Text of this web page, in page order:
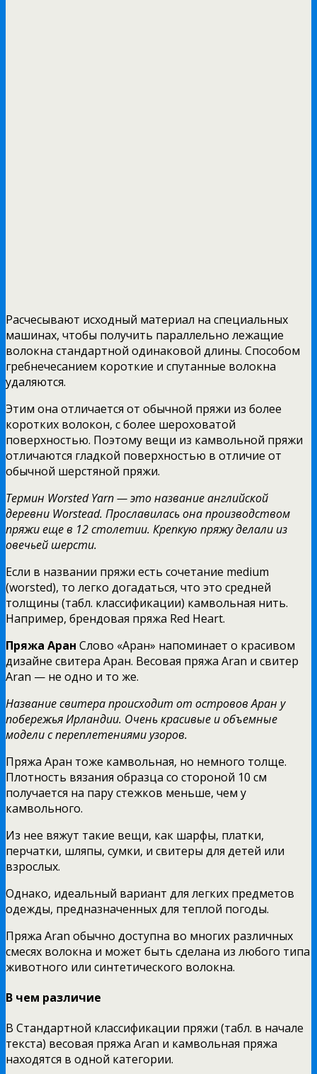
Расчесывают исходный материал на специальных
машинах, чтобы получить параллельно лежащие
волокна стандартной одинаковой длины. Способом
гребнечесанием короткие и спутанные волокна
удаляются.
Этим она отличается от обычной пряжи из более
коротких волокон, с более шероховатой
поверхностью. Поэтому вещи из камвольной пряжи
отличаются гладкой поверхностью в отличие от
обычной шерстяной пряжи.
Термин Worsted Yarn — это название английской
деревни Worstead. Прославилась она производством
пряжи еще в 12 столетии. Крепкую пряжу делали из
овечьей шерсти.
Если в названии пряжи есть сочетание medium
(worsted), то легко догадаться, что это средней
толщины (табл. классификации) камвольная нить.
Например, брендовая пряжа Red Heart.
Пряжа Аран Слово «Аран» напоминает о красивом
дизайне свитера Аран. Весовая пряжа Aran и свитер
Aran — не одно и то же.
Название свитера происходит от островов Аран у
побережья Ирландии. Очень красивые и объемные
модели с переплетениями узоров.
Пряжа Аран тоже камвольная, но немного толще.
Плотность вязания образца со стороной 10 см
получается на пару стежков меньше, чем у
камвольного.
Из нее вяжут такие вещи, как шарфы, платки,
перчатки, шляпы, сумки, и свитеры для детей или
взрослых.
Однако, идеальный вариант для легких предметов
одежды, предназначенных для теплой погоды.
Пряжа Aran обычно доступна во многих различных
смесях волокна и может быть сделана из любого типа
животного или синтетического волокна.
В чем различие
В Стандартной классификации пряжи (табл. в начале
текста) весовая пряжа Aran и камвольная пряжа
находятся в одной категории.